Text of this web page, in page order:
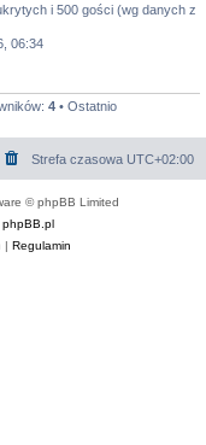
i 500 gości (wg danych z
06:34
4 • Ostatnio
Strefa czasowa UTC+02:00
© phpBB Limited
phpBB.pl
| Regulamin